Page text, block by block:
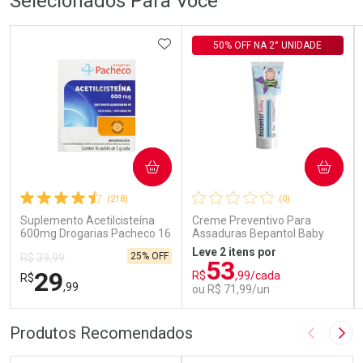
(218)
Suplemento Acetilcisteína
600mg Drogarias Pacheco 16
R$ 39,99
R$29,99
25% OFF
ADICIONAR AOS FAVORITOS
COMPRAR
FECHAR
FECHAR
Por Menos
(0)
Creme Preventivo Para
Assaduras Bepantol Baby
Toy Story Personagens
Sortidos 120g
50% OFF NA 2° UNIDADE
Leve 2 itens por
R$53,99/cada
ou R$ 71,99/un
COMPRAR
Por Menos
Produtos Recomendados Imagem